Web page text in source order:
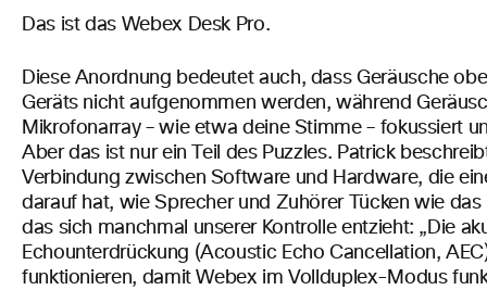
Das ist das Webex Desk Pro.
Diese Anordnung bedeutet auch, dass Geräusche
Geräts nicht aufgenommen werden, während
Mikrofonarray – wie etwa deine Stimme – fokussiert
Aber das ist nur ein Teil des Puzzles. Patrick
Verbindung zwischen Software und Hardware, die
darauf hat, wie Sprecher und Zuhörer Tücken wie
das sich manchmal unserer Kontrolle entzieht: „Die
Echounterdrückung (Acoustic Echo Cancellation,
funktionieren, damit Webex im Vollduplex-Modus